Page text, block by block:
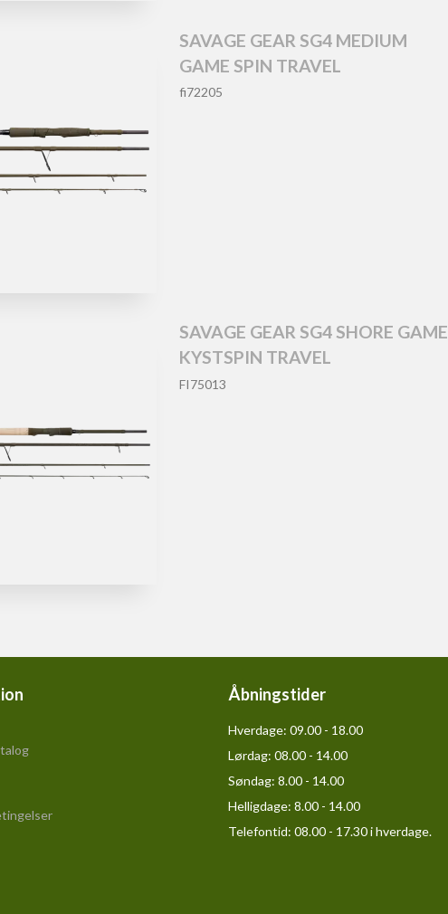
SAVAGE GEAR SG4 MEDIUM
GAME SPIN TRAVEL
fi72205
SAVAGE GEAR SG4 SHORE GAME
KYSTSPIN TRAVEL
FI75013
Åbningstider
Hverdage: 09.00 - 18.00
Lørdag: 08.00 - 14.00
Søndag: 8.00 - 14.00
Helligdage: 8.00 - 14.00
Telefontid: 08.00 - 17.30 i hverdage.